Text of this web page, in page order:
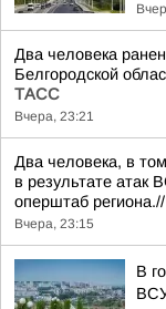
Два человека
Белгородской
ТАСС
Вчера, 23:21
Два человека, в
в результате атак
оперштаб региона.//
Вчера, 23:15
В